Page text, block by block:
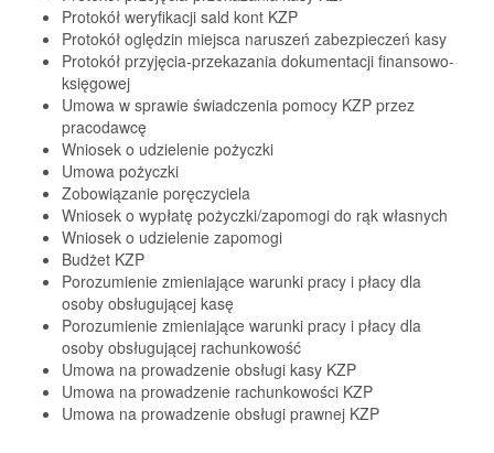
Protokół weryfikacji sald kont KZP
Protokół oględzin miejsca naruszeń zabezpieczeń kasy
Protokół przyjęcia-przekazania dokumentacji finansowo-
księgowej
Umowa w sprawie świadczenia pomocy KZP przez
pracodawcę
Wniosek o udzielenie pożyczki
Umowa pożyczki
Zobowiązanie poręczyciela
Wniosek o wypłatę pożyczki/zapomogi do rąk własnych
Wniosek o udzielenie zapomogi
Budżet KZP
Porozumienie zmieniające warunki pracy i płacy dla
osoby obsługującej kasę
Porozumienie zmieniające warunki pracy i płacy dla
osoby obsługującej rachunkowość
Umowa na prowadzenie obsługi kasy KZP
Umowa na prowadzenie rachunkowości KZP
Umowa na prowadzenie obsługi prawnej KZP